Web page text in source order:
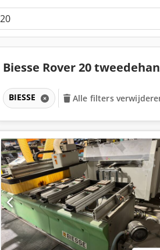
Biesse Rover 20
BIESSE Alle filters